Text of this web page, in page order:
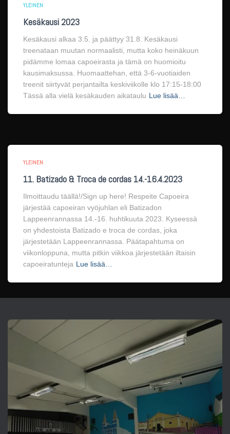
YLEINEN
Kesäkausi 2023
Kesäkausi alkaa 3.5. ja päättyy 31.8. Kesäkausi
treenataan muutan normaalisti, mutta koko heinäkuun
pidämme lomaa capoeirasta ja tämä on huomioitu
kausimaksussa. Huomaattehan, että 3-6-vuotiaiden
treenit siirtyvät perjantailta keskiviikolle klo 17:15-18:00
Tässä alla vielä kesäkauden aikataulu Lue lisää…
YLEINEN
11. Batizado & Troca de cordas 14.-16.4.2023
Ilmoittaudu täällä!/Sign up here! Respeite Capoeira
järjestää capoeiran vyöjuhlan eli Batizadon
Lappeenrannassa 14.-16. huhtikuuta 2023. Kyseessä
on yhdestoista Batizado e troca de cordas, joka
järjestetään Lappeenrannassa. Päätapahtuma on
viikonloppuna, mutta pitkin viikkoa järjestetään iltaisin
capoeiratunteja Lue lisää…